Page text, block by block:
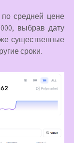
средней цене
выбрав дату
существенные
сроки.